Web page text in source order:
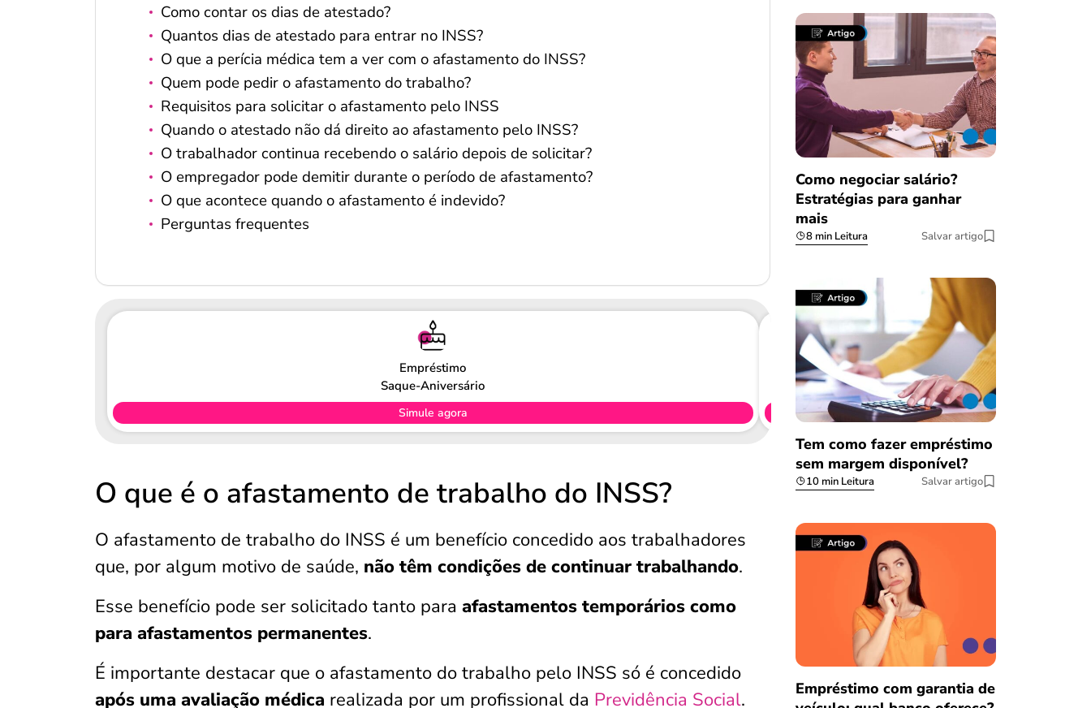
Como contar os dias de atestado?
Quantos dias de atestado para entrar no INSS?
O que a perícia médica tem a ver com o afastamento do INSS?
Quem pode pedir o afastamento do trabalho?
Requisitos para solicitar o afastamento pelo INSS
Quando o atestado não dá direito ao afastamento pelo INSS?
O trabalhador continua recebendo o salário depois de solicitar?
O empregador pode demitir durante o período de afastamento?
O que acontece quando o afastamento é indevido?
Perguntas frequentes
Empréstimo
Saque-Aniversário
Simule agora
O que é o afastamento de trabalho do INSS?
O afastamento de trabalho do INSS é um benefício concedido aos trabalhadores
que, por algum motivo de saúde, não têm condições de continuar trabalhando.
Esse benefício pode ser solicitado tanto para afastamentos temporários como
para afastamentos permanentes.
É importante destacar que o afastamento do trabalho pelo INSS só é concedido
após uma avaliação médica realizada por um profissional da Previdência Social.
Como negociar salário?
Estratégias para ganhar
mais
8 min Leitura Salvar artigo
Tem como fazer empréstimo
sem margem disponível?
10 min Leitura Salvar artigo
Empréstimo com garantia de